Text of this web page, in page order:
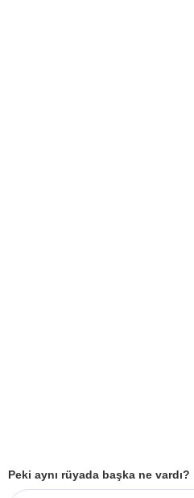
Peki aynı rüyada başka ne vardı?